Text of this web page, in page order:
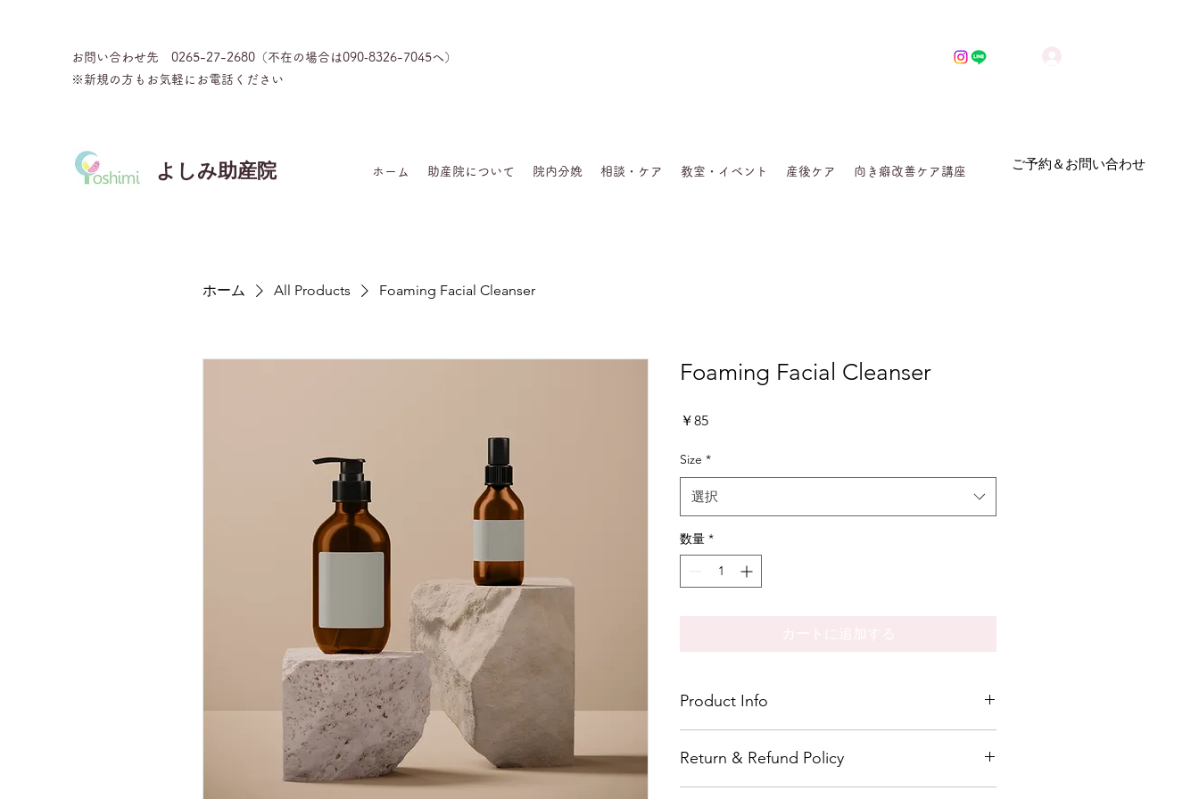
お問い合わせ先 0265-27-2680（不在の場合は090‐8326-7045へ）
※新規の方もお気軽にお電話ください
よしみ助産院 ホーム 助産院について 院内分娩 相談・ケア 教室・イベント 産後ケア 向き癖改善ケア講座 ご予約＆お問い合わせ
ホーム All Products Foaming Facial Cleanser
Foaming Facial Cleanser
￥85価
Size *
選択
数量 *
Product Info
product, such as sizing, material
Return & Refund Policy